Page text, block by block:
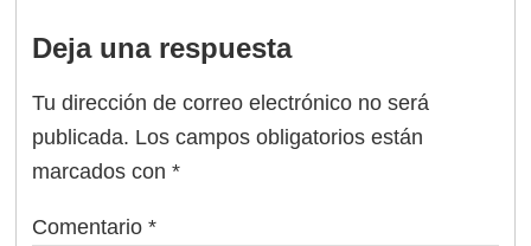
Deja una respuesta
Tu dirección de correo electrónico no será
publicada. Los campos obligatorios están
marcados con*
Comentario*